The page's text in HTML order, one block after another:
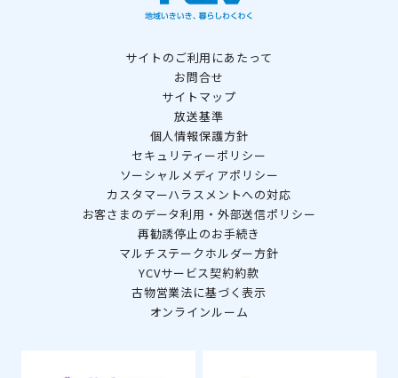
サイトのご利用にあたって
お問合せ
サイトマップ
放送基準
個人情報保護方針
セキュリティーポリシー
ソーシャルメディアポリシー
カスタマーハラスメントへの対応
お客さまのデータ利用・外部送信ポリシー
再勧誘停止のお手続き
マルチステークホルダー方針
YCVサービス契約約款
古物営業法に基づく表示
オンラインルーム